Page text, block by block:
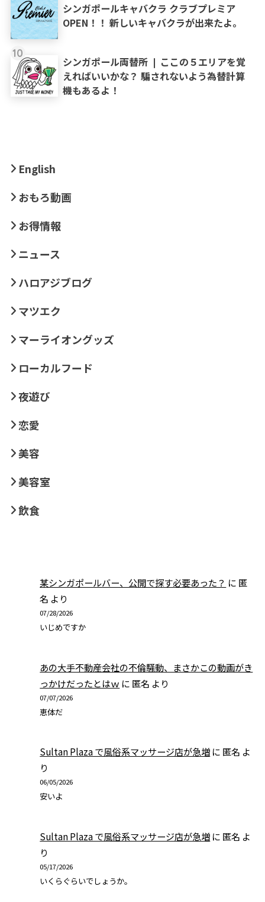
シンガポールキャバクラ クラブプレミア
OPEN！！ 新しいキャバクラが出来たよ。
10
シンガポール両替所 ❘ ここの５エリアを覚
えればいいかな？ 騙されないよう為替計算
機もあるよ！
English
おもろ動画
お得情報
ニュース
ハロアジブログ
マツエク
マーライオングッズ
ローカルフード
夜遊び
恋愛
美容
美容室
飲食
某シンガポールバー、公開で探す必要あった？ に 匿
名 より
07/28/2026
いじめですか
あの大手不動産会社の不倫騒動、まさかこの動画がき
っかけだったとはｗ に 匿名 より
07/07/2026
恵体だ
Sultan Plaza で風俗系マッサージ店が急増 に 匿名 よ
り
06/05/2026
安いよ
Sultan Plaza で風俗系マッサージ店が急増 に 匿名 よ
り
05/17/2026
いくらぐらいでしょうか。